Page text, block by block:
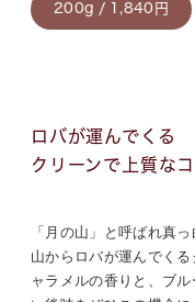
200g / 1,840円
ロバが運んでくる
クリーンで上質な
「月の山」と呼ばれ真
山からロバが運んでく
ャラメルの香りと、ブ